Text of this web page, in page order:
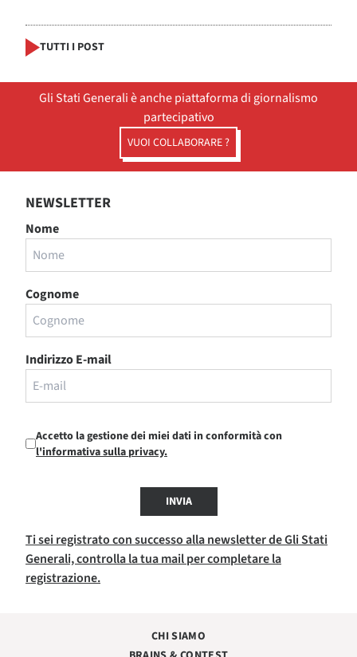
TUTTI I POST
Gli Stati Generali è anche piattaforma di giornalismo
partecipativo
VUOI COLLABORARE ?
NEWSLETTER
Nome
Cognome
Indirizzo E-mail
Accetto la gestione dei miei dati in conformità con
l'informativa sulla privacy.
INVIA
Ti sei registrato con successo alla newsletter de Gli Stati
Generali, controlla la tua mail per completare la
registrazione.
CHI SIAMO